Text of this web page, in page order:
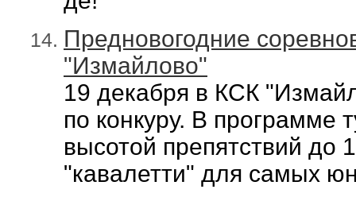
Предновогодние
"Измайлово"
19 декабря в КСК
по конкуру. В программе
высотой препятствий до
"кавалетти" для самых